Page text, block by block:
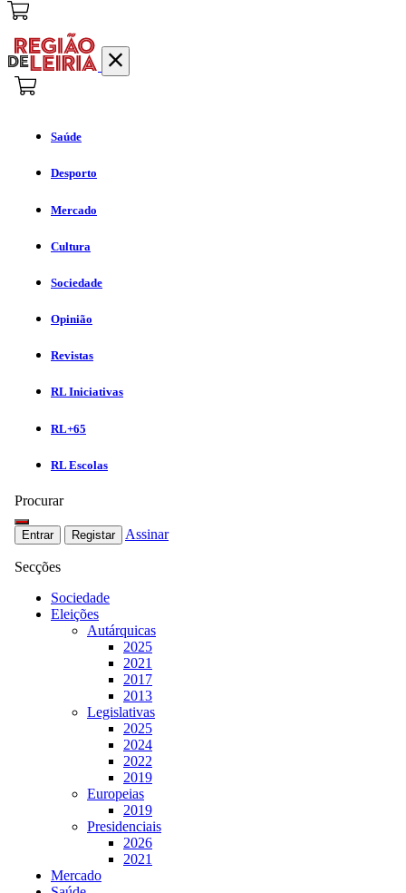
Saúde
Desporto
Mercado
Cultura
Sociedade
Opinião
Revistas
RL Iniciativas
RL+65
RL Escolas
Procurar
Entrar Registar Assinar
Secções
Sociedade
Eleições
Autárquicas
2025
2021
2017
2013
Legislativas
2025
2024
2022
2019
Europeias
2019
Presidenciais
2026
2021
Mercado